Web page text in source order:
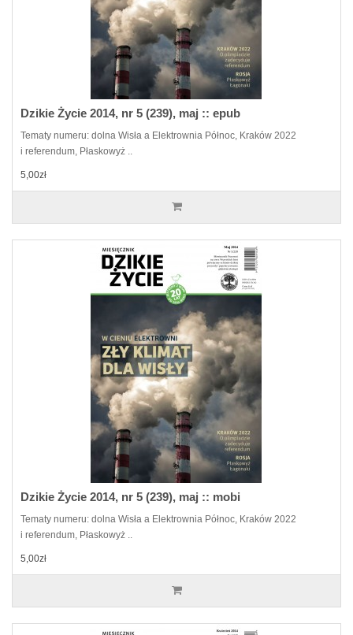
Dzikie Życie 2014, nr 5 (239), maj :: epub
Tematy numeru: dolna Wisła a Elektrownia Północ, Kraków 2022
i referendum, Płaskowyż ..
5,00zł
Dzikie Życie 2014, nr 5 (239), maj :: mobi
Tematy numeru: dolna Wisła a Elektrownia Północ, Kraków 2022
i referendum, Płaskowyż ..
5,00zł